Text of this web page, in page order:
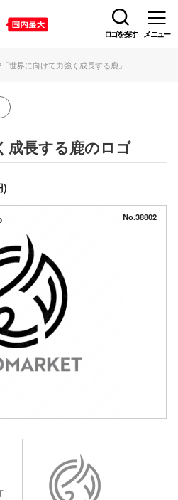
ロゴを探す メニュー
世界に向けて力強く成長する鹿」
成長する鹿のロゴ
)
No.38802